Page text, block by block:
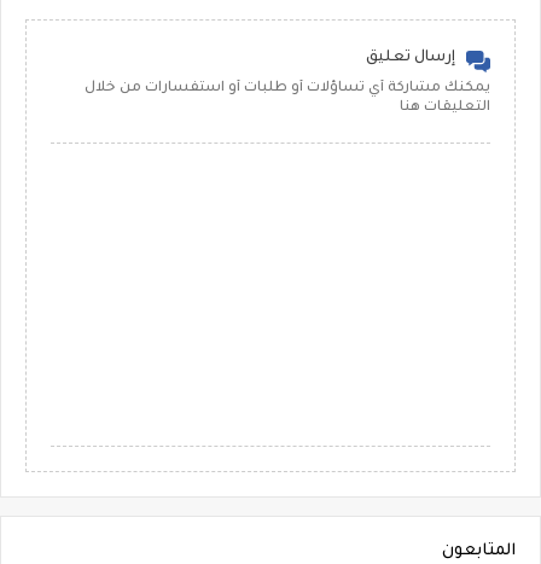
إرسال تعليق
يمكنك مشاركة أي تساؤلات أو طلبات أو استفسارات من خلال
التعليقات هنا
المتابعون